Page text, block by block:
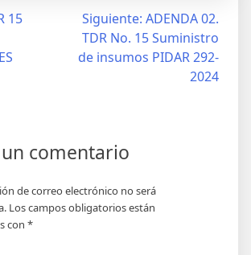
15
Siguiente: ADENDA 02.
TDR No. 15 Suministro
de insumos PIDAR 292-
2024
comentario
de correo electrónico no será
Los campos obligatorios están
con *